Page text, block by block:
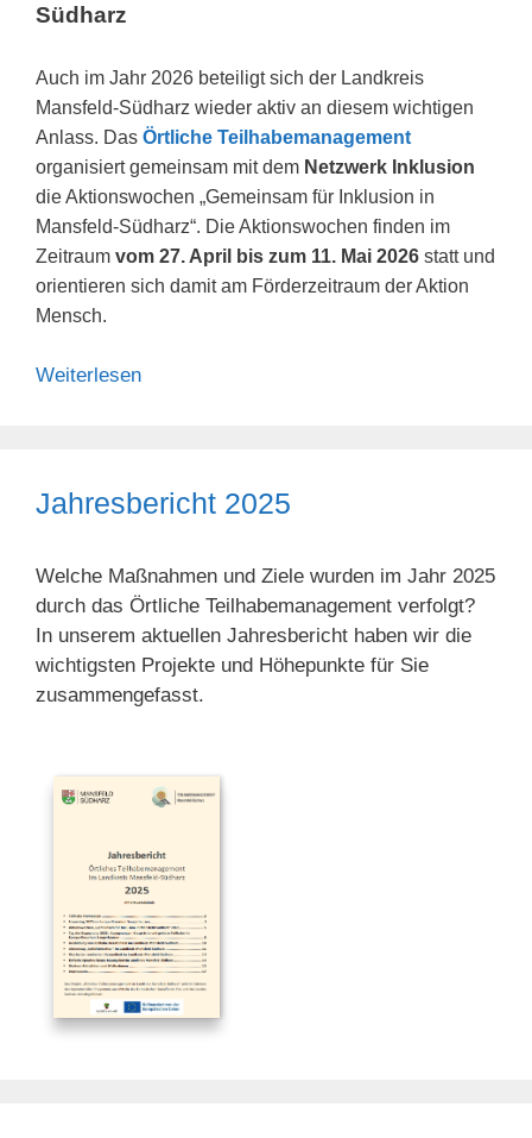
Südharz
Auch im Jahr 2026 beteiligt sich der Landkreis
Mansfeld-Südharz wieder aktiv an diesem wichtigen
Anlass. Das Örtliche Teilhabemanagement
organisiert gemeinsam mit dem Netzwerk Inklusion
die Aktionswochen „Gemeinsam für Inklusion in
Mansfeld-Südharz“. Die Aktionswochen finden im
Zeitraum vom 27. April bis zum 11. Mai 2026 statt und
orientieren sich damit am Förderzeitraum der Aktion
Mensch.
Weiterlesen
Jahresbericht 2025
Welche Maßnahmen und Ziele wurden im Jahr 2025
durch das Örtliche Teilhabemanagement verfolgt?
In unserem aktuellen Jahresbericht haben wir die
wichtigsten Projekte und Höhepunkte für Sie
zusammengefasst.